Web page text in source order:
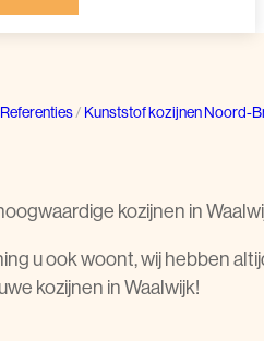
/ Kunststof kozijnen Noord-
kozijnen in
u ook woont, wij hebben
kozijnen in Waalwijk!